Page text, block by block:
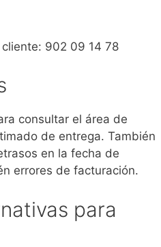
902 09 14 78
consultar el área de
de entrega. También
en la fecha de
errores de facturación.
para